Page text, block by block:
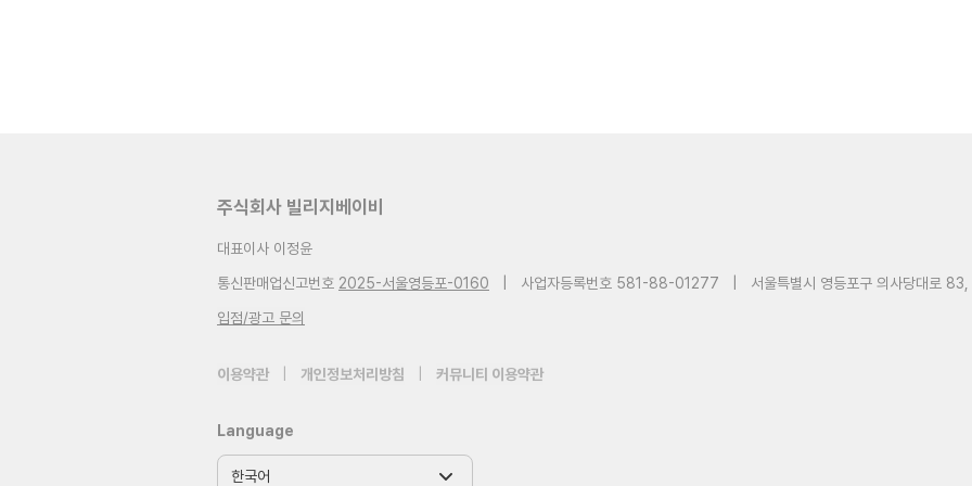
주식회사 빌리지베이비
대표이사 이정윤
통신판매업신고번호 2025-서울영등포-0160 사업자등록번호 581-88-01277
서울특별시 영등포구 의사당대로
입점/광고 문의
이용약관 개인정보처리방침 커뮤니티 이용약관
Language